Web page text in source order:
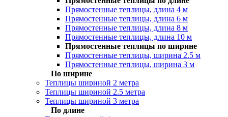
Прямостенные теплицы, длина 4 м
Прямостенные теплицы, длина 6 м
Прямостенные теплицы, длина 8 м
Прямостенные теплицы, длина 10 м
Прямостенные теплицы по ширине
Прямостенные теплицы, ширина 2.5 м
Прямостенные теплицы, ширина 3 м
По ширине
Теплицы шириной 2 метра
Теплицы шириной 2.5 метра
Теплицы шириной 3 метра
По длине